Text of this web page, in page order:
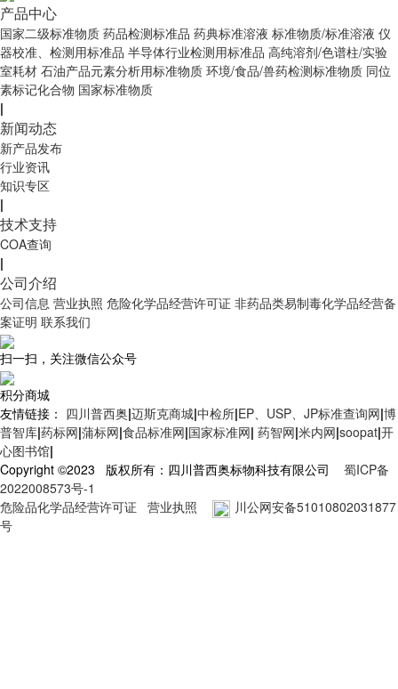
产品中心
国家二级标准物质 药品检测标准品 药典标准溶液 标准物质/标准溶液 仪
器校准、检测用标准品 半导体行业检测用标准品 高纯溶剂/色谱柱/实验
室耗材 石油产品元素分析用标准物质 环境/食品/兽药检测标准物质 同位
素标记化合物 国家标准物质
|
新闻动态
新产品发布
行业资讯
知识专区
|
技术支持
COA查询
|
公司介绍
公司信息 营业执照 危险化学品经营许可证 非药品类易制毒化学品经营备
案证明 联系我们
扫一扫，关注微信公众号
积分商城
友情链接： 四川普西奥|迈斯克商城|中检所|EP、USP、JP标准查询网|博
普智库|药标网|蒲标网|食品标准网|国家标准网| 药智网|米内网|soopat|开
心图书馆|
Copyright ©2023 版权所有：四川普西奥标物科技有限公司 蜀ICP备
2022008573号-1
危险品化学品经营许可证
营业执照
川公网安备51010802031877
号